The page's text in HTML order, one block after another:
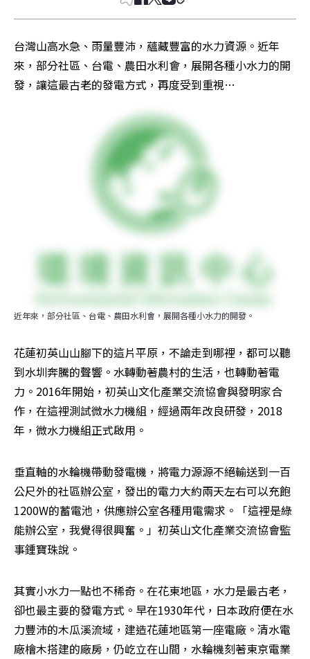
台灣山高水急、雨量豐沛，蘊藏豐富的水力資源。近年
來，部分社區、台電、農田水利會，展開各種小水力的開
發，讓這最古老的發電方式，再度受到重視…
近年來，部分社區、台電、農田水利會，展開各種小水力的開發。
花蓮初英山山腳下的這片平原，不論走到哪裡，都可以聽
到水圳奔騰的聲響。水轉動著農村的生活，也轉動著電
力。2016年開始，初英山文化產業交流協會與發明家合
作，在這裡測試微水力機組，經過兩年改良研發，2018
年，微水力機組正式啟用。
垂直軸的水輪機帶動發電機，將電力源源不絕輸送到一百
公尺外的社區辦公室，發出的電力大約兩天左右可以充飽
1200W的蓄電池，供應辦公室各種用電需求。「這裡是綠
能辦公室，我覺得很興奮。」初英山文化產業交流協會監
事鍾寶珠說。
其實小水力一點也不稀奇。在花東地區，水力是最古老，
卻也最主要的發電方式。早在1930年代，日本政府便在水
力豐沛的木瓜溪流域，建造花蓮地區第一座電廠。清水電
廠檜木搭建的廠房，仍屹立在山間，水輪機刻著東京電業